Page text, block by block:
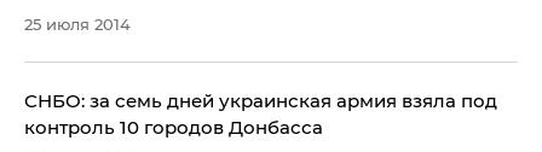
25 июля 2014
СНБО: ​за семь дней украинская армия взяла под
контроль 10 городов Донбасса